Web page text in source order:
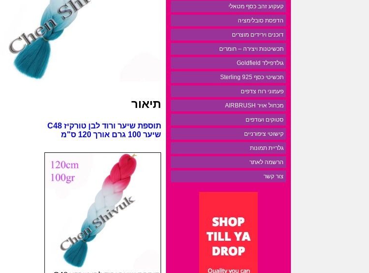
קעקוע זהב כסף מטאלי
הדפסת סובלימציה
דוכנים וירידים מוצרים
תכשיטנות ויצירה – חומרים
גולדפילד Goldfield
תכשיטי כסף 925 Sterling
פעמוני רוח צדפים
מכחול אויר AIRBRUSH
סטוקים ועודפים
קישוטי ציפורניים
גלריית תמונות
הרשמה לאתר
צור קשר
תיאור
תוספת שיער ורוד לבן טורקיז C48
שיער 100 גרם אורך 120 ס"מ